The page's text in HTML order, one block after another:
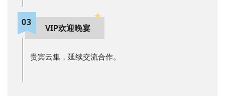
03
VIP欢迎晚宴
贵宾云集，延续交流合作。